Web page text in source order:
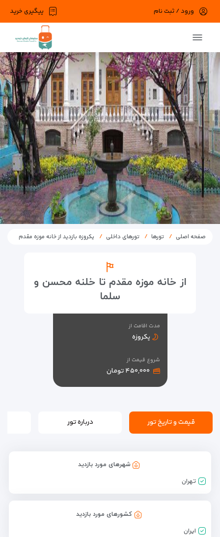
پیگیری خرید ورود / ثبت نام
صفحه اصلی تورها تورهای داخلی یکروزه بازدید از خانه موزه مقدم
از خانه موزه مقدم تا خلنه محسن و
سلما
مدت اقامت از
یکروزه
شروع قیمت از
۴۵۰,۰۰۰ تومان
قیمت و تاریخ تور درباره تور
شهرهای مورد بازدید
تهران
کشورهای مورد بازدید
ایران